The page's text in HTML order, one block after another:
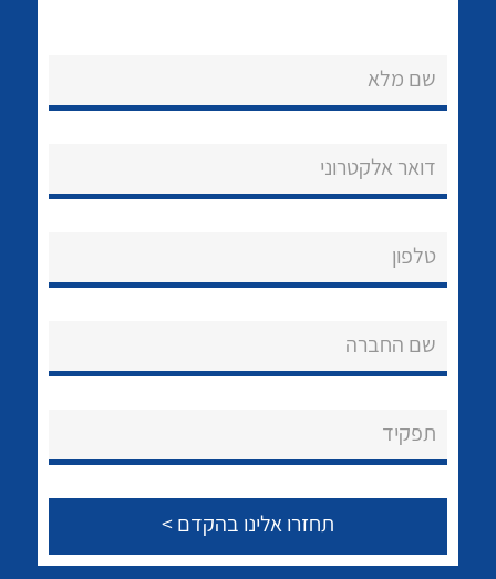
נקודות מכירה
About Ateka Ltd.
צור קשר
לכל מוצרי היצרן
לכל מוצרי היצרן לכל מוצרי היצרן
שם מלא
דואר אלקטרוני
טלפון
שם החברה
תפקיד